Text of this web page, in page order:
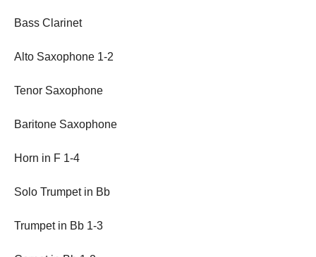
Bass Clarinet
Alto Saxophone 1-2
Tenor Saxophone
Baritone Saxophone
Horn in F 1-4
Solo Trumpet in Bb
Trumpet in Bb 1-3